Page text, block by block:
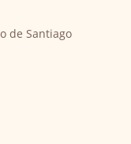
de Santiago